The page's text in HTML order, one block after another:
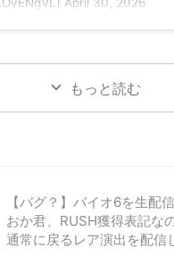
もっと読む
【バグ？】バイオ6を生配
おか君、RUSH獲得表記な
通常に戻るレア演出を配信